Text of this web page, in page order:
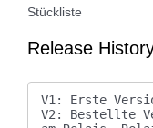
Stückliste
Release
V1: Erste
V2: Bestellte